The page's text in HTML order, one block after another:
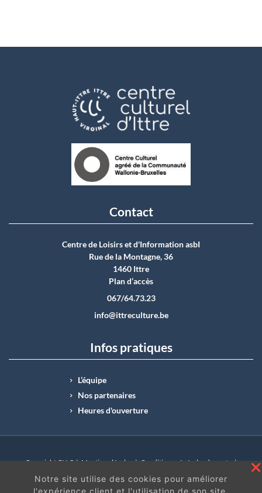
Contact
Centre de Loisirs et d'Information asbI
Rue de la Montagne, 36
1460 Ittre
Plan d’accès
067/64.73.23
info@ittreculture.be
Infos pratiques
L’équipe
Nos partenaires
Heures d'ouverture
Copyright CLI © | Mentions légales | Conditions générales de vente |
N°Entreprise : BE0414.742.009 |
BE50 0012 6285 4518
Notre site utilise des cookies pour améliorer
l'expérience client et l'utilisation de son site.